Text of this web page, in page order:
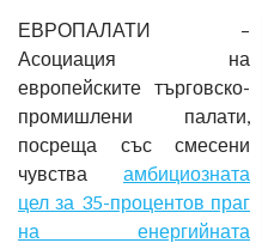
ЕВРОПАЛАТИ –
Асоциация на
европейските търговско-
промишлени палати,
посреща със смесени
чувства амбициозната
цел за 35-процентов праг
на енергийната